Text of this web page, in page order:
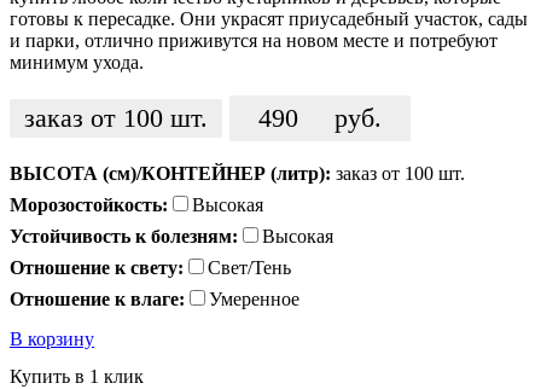
готовы к пересадке. Они украсят приусадебный участок, сады
и парки, отлично приживутся на новом месте и потребуют
минимум ухода.
заказ от 100 шт. 490 руб.
ВЫСОТА (см)/КОНТЕЙНЕР (литр): заказ от 100 шт.
Морозостойкость:
Высокая
Устойчивость к болезням:
Высокая
Отношение к свету:
Свет/Тень
Отношение к влаге:
Умеренное
В корзину
Купить в 1 клик